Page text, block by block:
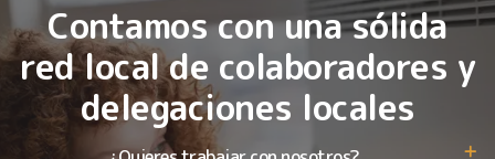
Contamos con una sólida
red local de colaboradores y
delegaciones locales